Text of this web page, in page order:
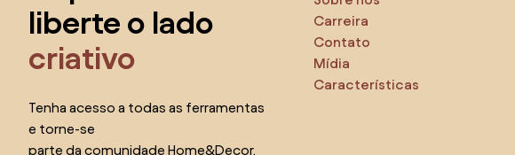
liberte o lado
criativo
Tenha acesso a todas as ferramentas
e torne-se
parte da comunidade Home&Decor.
Carreira
Contato
Mídia
Características